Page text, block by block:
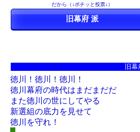
だから（↓ポチッと投票↓）
旧
徳川！徳川！徳川！
徳川幕府の時代はまだまだだ
また徳川の世にしてやる
新選組の底力を見せて
徳川を守れ！